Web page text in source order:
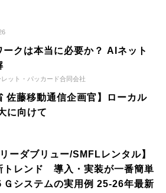
クは本当に必要か？ AIネット
ット・パッカード合同会社
佐藤移動通信企画官】ローカル
に向けて
ーダブリュー/SMFLレンタル】
トレンド 導入・実装が一番簡単
Ｇシステムの実用例 25-26年最新